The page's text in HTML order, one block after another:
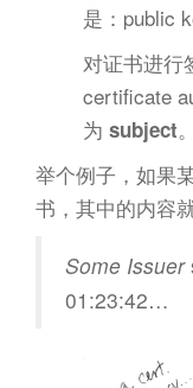
是：public
对证书进行
certificate
为 subject。
举个例子，如果
书，其中的内容
Some Issuer
01:23:42…